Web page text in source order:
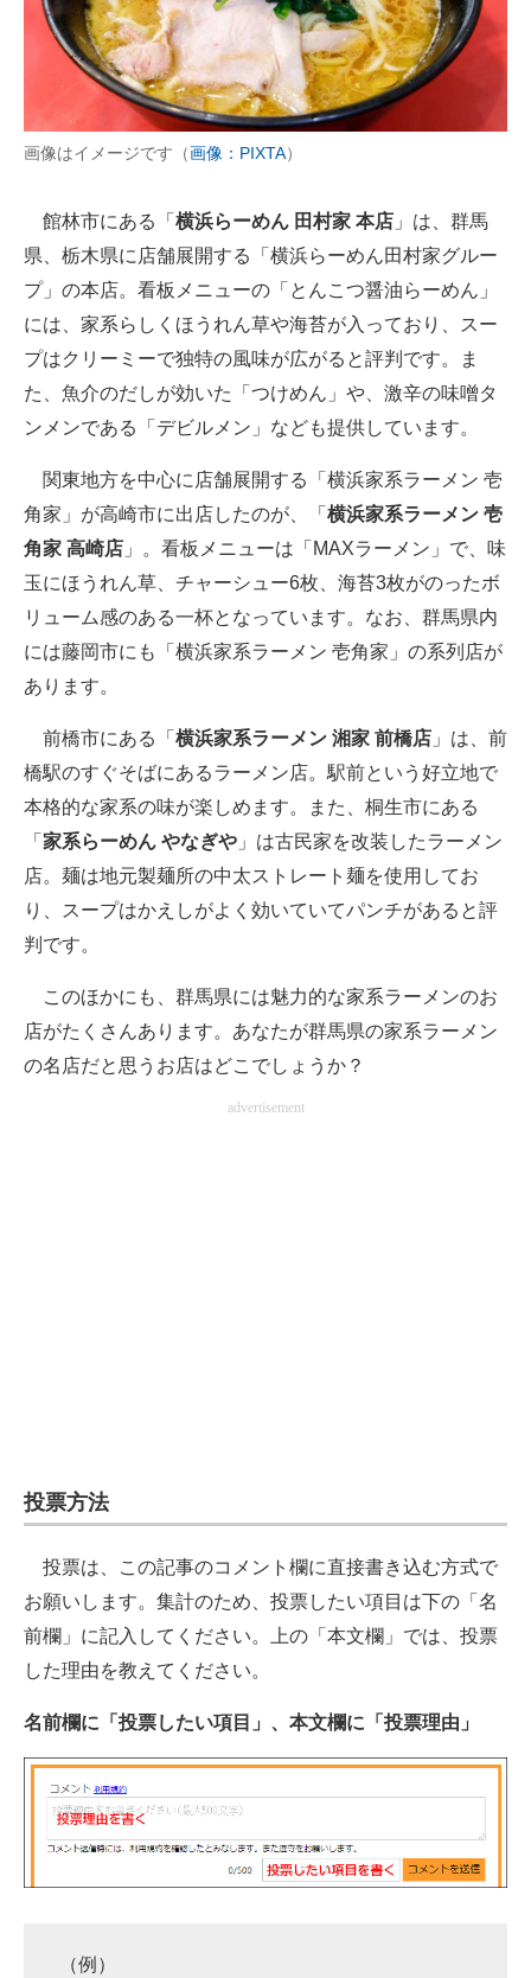
画像はイメージです（画像：PIXTA）
館林市にある「 横浜らーめん 田村家 本店 」は、群馬
県、栃木県に店舗展開する「横浜らーめん田村家グルー
プ」の本店。看板メニューの「とんこつ醤油らーめん」
には、家系らしくほうれん草や海苔が入っており、スー
プはクリーミーで独特の風味が広がると評判です。ま
た、魚介のだしが効いた「つけめん」や、激辛の味噌タ
ンメンである「デビルメン」なども提供しています。
関東地方を中心に店舗展開する「横浜家系ラーメン 壱
角家」が高崎市に出店したのが、「 横浜家系ラーメン 壱
角家 高崎店 」。看板メニューは「MAXラーメン」で、味
玉にほうれん草、チャーシュー6枚、海苔3枚がのったボ
リューム感のある一杯となっています。なお、群馬県内
には藤岡市にも「横浜家系ラーメン 壱角家」の系列店が
あります。
前橋市にある「 横浜家系ラーメン 湘家 前橋店 」は、前
橋駅のすぐそばにあるラーメン店。駅前という好立地で
本格的な家系の味が楽しめます。また、桐生市にある
「 家系らーめん やなぎや 」は古民家を改装したラーメン
店。麺は地元製麺所の中太ストレート麺を使用してお
り、スープはかえしがよく効いていてパンチがあると評
判です。
このほかにも、群馬県には魅力的な家系ラーメンのお
店がたくさんあります。あなたが群馬県の家系ラーメン
の名店だと思うお店はどこでしょうか？
advertisement
投票方法
投票は、この記事のコメント欄に直接書き込む方式で
お願いします。集計のため、投票したい項目は下の「名
前欄」に記入してください。上の「本文欄」では、投票
した理由を教えてください。
名前欄に「投票したい項目」、本文欄に「投票理由」
（例）